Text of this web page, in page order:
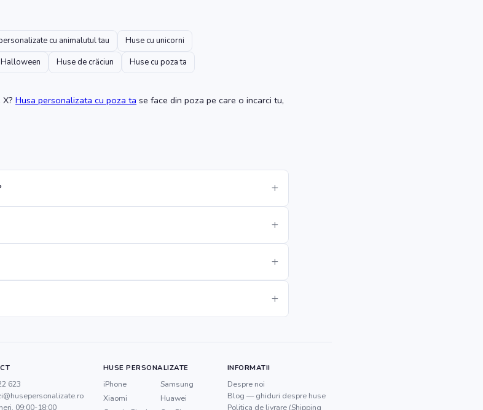
cu animalutul tau
Huse cu unicorni
Huse de crăciun Huse cu poza ta
X? Husa personalizata cu poza ta se face din poza pe care o incarci tu,
623
09:00-18:00
HUSE PERSONALIZATE
iPhone
Samsung
Xiaomi
Huawei
INFORMATII
Despre noi
Blog — ghiduri despre huse
Politica de livrare (Shipping